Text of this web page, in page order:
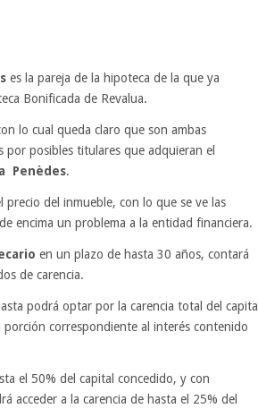
es la pareja de la hipoteca de la que ya
Bonificada de Revalua.
lo cual queda claro que son ambas
por posibles titulares que adquieran el
Penèdes.
del inmueble, con lo que se ve las
encima un problema a la entidad financiera.
en un plazo de hasta 30 años, contará
de carencia.
podrá optar por la carencia total del capital
correspondiente al interés contenido
el 50% del capital concedido, y con
acceder a la carencia de hasta el 25% del